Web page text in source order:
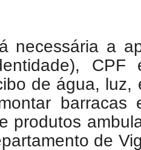
a
CPF
de água, luz,
barracas
produtos
de